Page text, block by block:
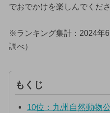
でおでかけを楽しんでくだ
※ランキング集計：2024年
調べ）
もくじ
10位：九州自然動物